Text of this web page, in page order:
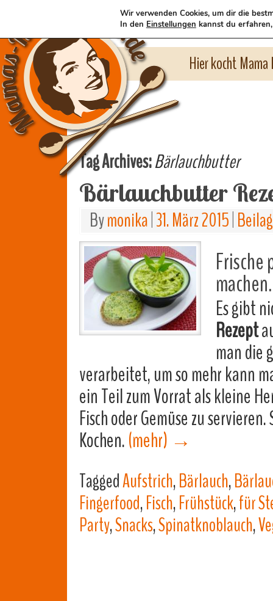
Hier kocht
Tag Archives:Bärlauchbutter
Bärlauchbutter
Bymonika 31. März 2015
machen.
Es gibt
Rezept
man die
verarbeitet, um so mehr kann
ein Teil zum Vorrat als kleine
Fisch oder Gemüse zu
Kochen.(mehr) →
TaggedAufstrich,Bärlauch,
Fingerfood,Fisch,Frühstück,für
Party,Snacks,Spinatknoblauch,
Wir verwenden Cookies, um dir die
In den Einstellungen kannst du